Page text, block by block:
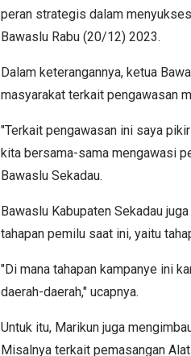
peran strategis dalam
Bawaslu Rabu (20/12) 2023.
Dalam keterangannya, ketua
masyarakat terkait pengawasan
"Terkait pengawasan ini saya
kita bersama-sama mengawasi
Bawaslu Sekadau.
Bawaslu Kabupaten Sekadau
tahapan pemilu saat ini, yaitu
"Di mana tahapan kampanye ini
daerah-daerah," ucapnya.
Untuk itu, Marikun juga
Misalnya terkait pemasangan